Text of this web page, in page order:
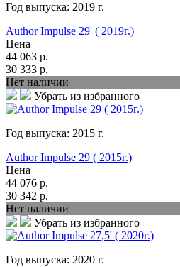
Год выпуска: 2019 г.
Author Impulse 29' ( 2019г.)
Цена
44 063 р.
30 333 р.
Нет наличии
Убрать из избранного
Год выпуска: 2015 г.
Author Impulse 29 ( 2015г.)
Цена
44 076 р.
30 342 р.
Нет наличии
Убрать из избранного
Год выпуска: 2020 г.